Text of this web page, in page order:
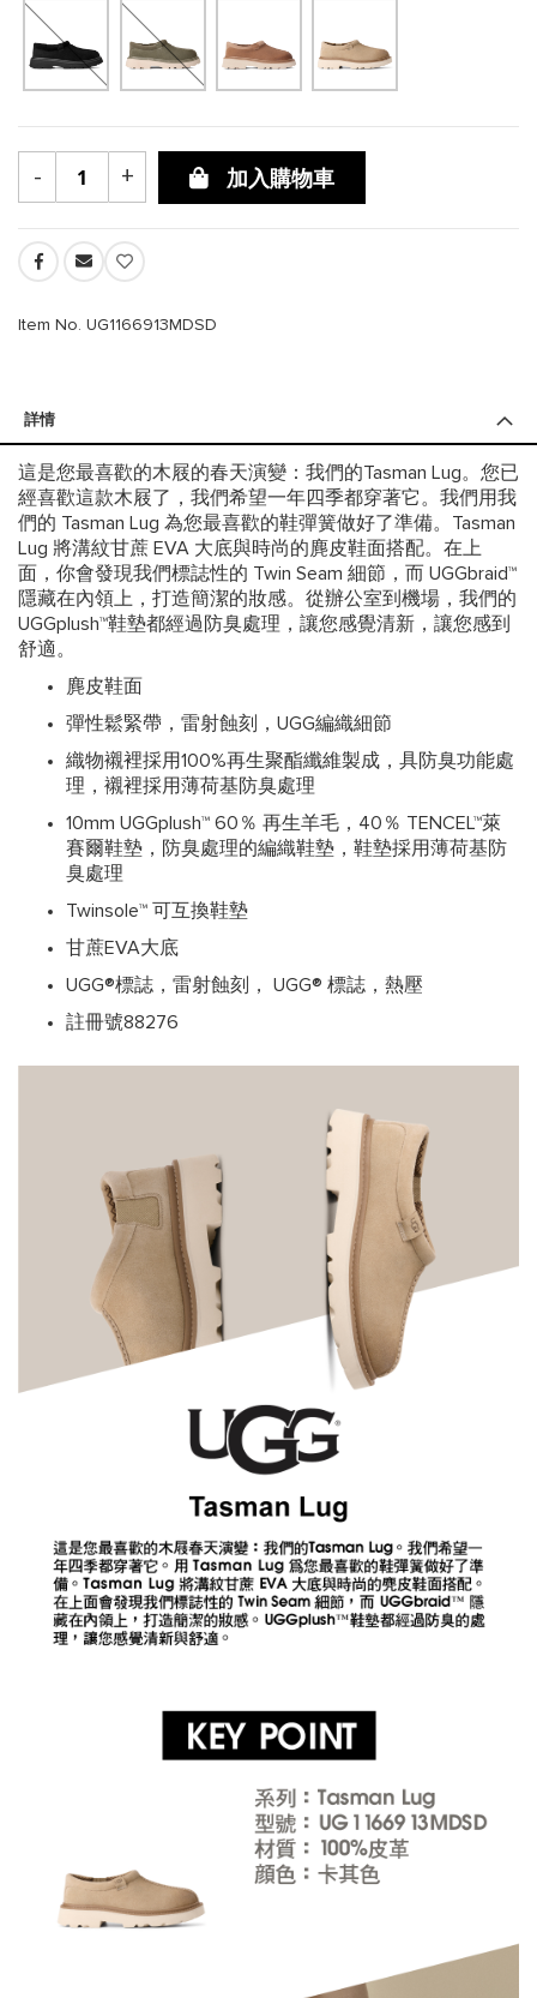
- + 加入購物車
Item No. UG1166913MDSD
詳情
這是您最喜歡的木屐的春天演變：我們的Tasman Lug。您已
經喜歡這款木屐了，我們希望一年四季都穿著它。我們用我
們的 Tasman Lug 為您最喜歡的鞋彈簧做好了準備。Tasman
Lug 將溝紋甘蔗 EVA 大底與時尚的麂皮鞋面搭配。在上
面，你會發現我們標誌性的 Twin Seam 細節，而 UGGbraid™
隱藏在內領上，打造簡潔的妝感。從辦公室到機場，我們的
UGGplush™鞋墊都經過防臭處理，讓您感覺清新，讓您感到
舒適。
麂皮鞋面
彈性鬆緊帶，雷射蝕刻，UGG編織細節
織物襯裡採用100%再生聚酯纖維製成，具防臭功能處
理，襯裡採用薄荷基防臭處理
10mm UGGplush™ 60％ 再生羊毛，40％ TENCEL™萊
賽爾鞋墊，防臭處理的編織鞋墊，鞋墊採用薄荷基防
臭處理
Twinsole™ 可互換鞋墊
甘蔗EVA大底
UGG®標誌，雷射蝕刻， UGG® 標誌，熱壓
註冊號88276